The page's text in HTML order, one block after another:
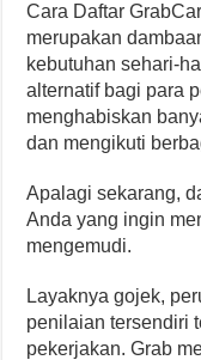
Cara Daftar
merupakan
kebutuhan sehari-
alternatif bagi para
menghabiskan
dan mengikuti
Apalagi sekarang,
Anda yang ingin
mengemudi.
Layaknya gojek,
penilaian tersendiri
pekerjakan. Grab